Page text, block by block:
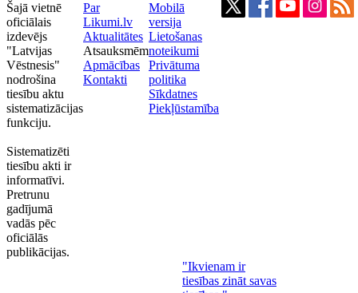
Šajā vietnē
oficiālais
izdevējs
"Latvijas
Vēstnesis"
nodrošina
tiesību aktu
sistematizācijas
funkciju.
Sistematizēti
tiesību akti ir
informatīvi.
Pretrunu
gadījumā
vadās pēc
oficiālās
publikācijas.
Par
Likumi.lv
Aktualitātes
Atsauksmēm
Apmācības
Kontakti
Mobilā
versija
Lietošanas
noteikumi
Privātuma
politika
Sīkdatnes
Piekļūstamība
"Ikvienam ir
tiesības zināt savas